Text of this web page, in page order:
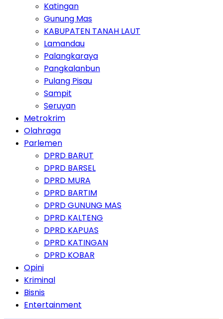
Katingan
Gunung Mas
KABUPATEN TANAH LAUT
Lamandau
Palangkaraya
Pangkalanbun
Pulang Pisau
Sampit
Seruyan
Metrokrim
Olahraga
Parlemen
DPRD BARUT
DPRD BARSEL
DPRD MURA
DPRD BARTIM
DPRD GUNUNG MAS
DPRD KALTENG
DPRD KAPUAS
DPRD KATINGAN
DPRD KOBAR
Opini
Kriminal
Bisnis
Entertainment